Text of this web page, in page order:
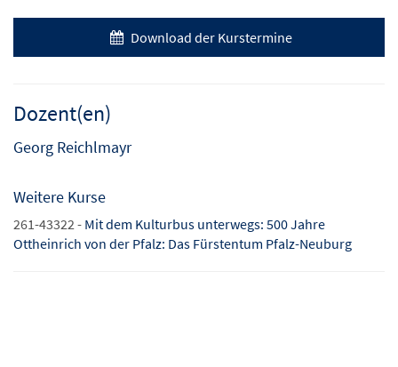
Download der Kurstermine
Dozent(en)
Georg Reichlmayr
Weitere Kurse
261-43322 - Mit dem Kulturbus unterwegs: 500 Jahre
Ottheinrich von der Pfalz: Das Fürstentum Pfalz-Neuburg